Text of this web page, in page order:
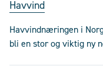
Havvind
Havvindnæringen i
bli en stor og viktig ny